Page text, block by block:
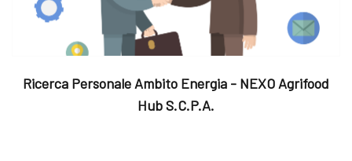
Ricerca Personale Ambito Energia - NEXO Agrifood
Hub S.c.p.a.